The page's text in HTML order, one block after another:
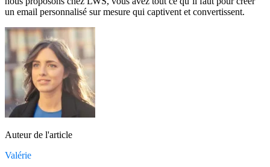
un email personnalisé sur mesure qui captivent et convertissent.
Auteur de l'article
Valérie